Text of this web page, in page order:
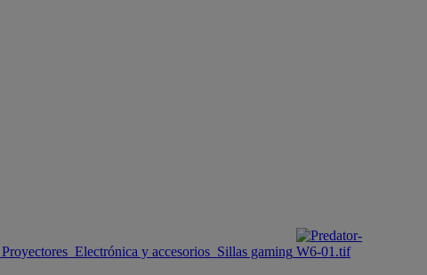
Proyectores Electrónica y accesorios Sillas gaming